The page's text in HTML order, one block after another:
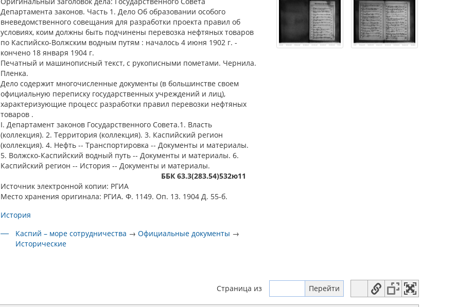
Департамента законов. Часть 1. Дело Об образовании особого
вневедомственного совещания для разработки проекта правил об
условиях, коим должны быть подчинены перевозка нефтяных товаров
по Каспийско-Волжским водным путям : началось 4 июня 1902 г. -
кончено 18 января 1904 г.
Печатный и машинописный текст, с рукописными пометами. Чернила.
Пленка.
Дело содержит многочисленные документы (в большинстве своем
официальную переписку государственных учреждений и лиц),
характеризующие процесс разработки правил перевозки нефтяных
товаров .
I. Департамент законов Государственного Совета.1. Власть
(коллекция). 2. Территория (коллекция). 3. Каспийский регион
(коллекция). 4. Нефть -- Транспортировка -- Документы и материалы.
5. Волжско-Каспийский водный путь -- Документы и материалы. 6.
Каспийский регион -- История -- Документы и материалы.
ББК 63.3(283.54)532ю11
Источник электронной копии: РГИА
Место хранения оригинала: РГИА. Ф. 1149. Оп. 13. 1904 Д. 55-б.
История
Каспий – море сотрудничества →Официальные документы →
Исторические
Страница из